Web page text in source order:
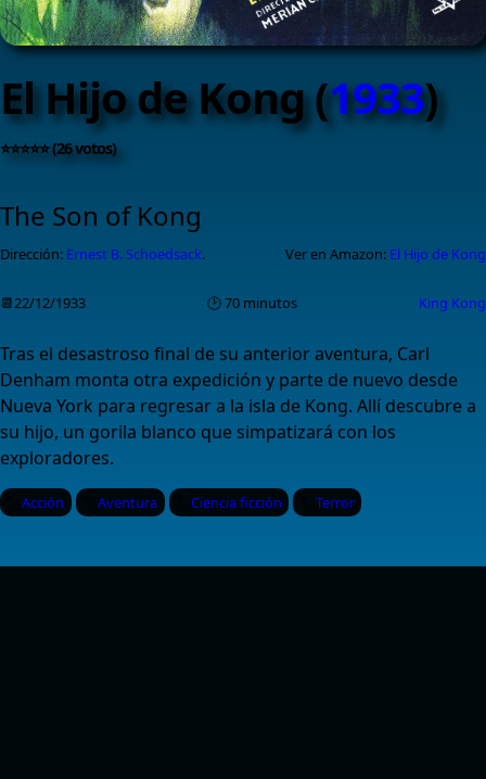
El Hijo de Kong (1933)
⭐⭐⭐⭐⭐ (26 votos)
The Son of Kong
Dirección: Ernest B. Schoedsack. Ver en Amazon: El Hijo de Kong
📆22/12/1933 🕑 70 minutos King Kong
Tras el desastroso final de su anterior aventura, Carl
Denham monta otra expedición y parte de nuevo desde
Nueva York para regresar a la isla de Kong. Allí descubre a
su hijo, un gorila blanco que simpatizará con los
exploradores.
Acción Aventura Ciencia ficción Terror